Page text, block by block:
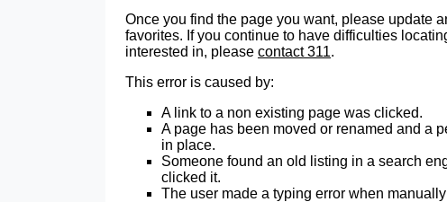
Once you find the page you want, please update
favorites. If you continue to have difficulties
interested in, please contact 311.
This error is caused by:
A link to a non existing page was clicked.
A page has been moved or renamed and a
in place.
Someone found an old listing in a search
clicked it.
The user made a typing error when